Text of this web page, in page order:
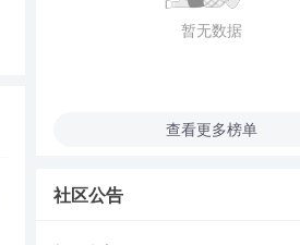
暂无数据
查看更多榜单
社区公告